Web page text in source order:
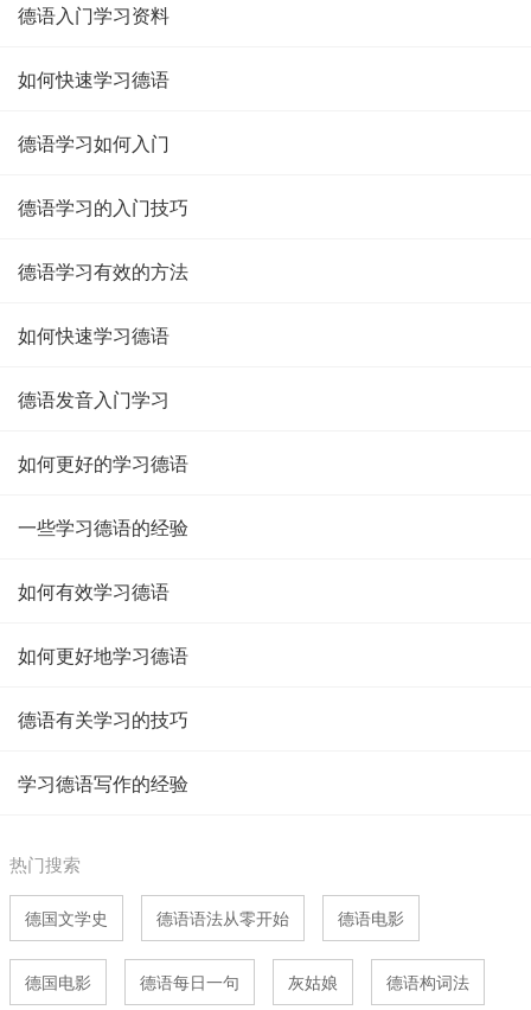
德语入门学习资料
如何快速学习德语
德语学习如何入门
德语学习的入门技巧
德语学习有效的方法
如何快速学习德语
德语发音入门学习
如何更好的学习德语
一些学习德语的经验
如何有效学习德语
如何更好地学习德语
德语有关学习的技巧
学习德语写作的经验
热门搜索
德国文学史 德语语法从零开始 德语电影
德国电影 德语每日一句 灰姑娘 德语构词法